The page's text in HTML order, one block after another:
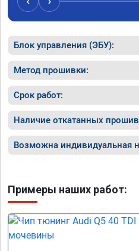
Блок управления (ЭБУ):
Метод прошивки:
Срок работ:
Наличие откатанных
Возможна индивидуальная
Примеры наших работ: